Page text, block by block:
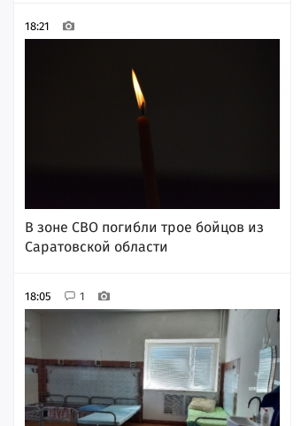
18:21
В зоне СВО погибли трое бойцов из
Саратовской области
18:05 1